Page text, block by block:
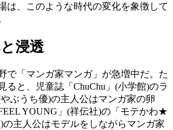
は、このような時代の変化を象徴して
浸透
で「マンガ家マンガ」が急増中だ。た
ると、児童誌「ChuChu」(小学館)のラ
ぶうち優)の主人公はマンガ家の卵
YOUNG」(祥伝社)の「モテかわ★
主人公はモデルをしながらマンガ家